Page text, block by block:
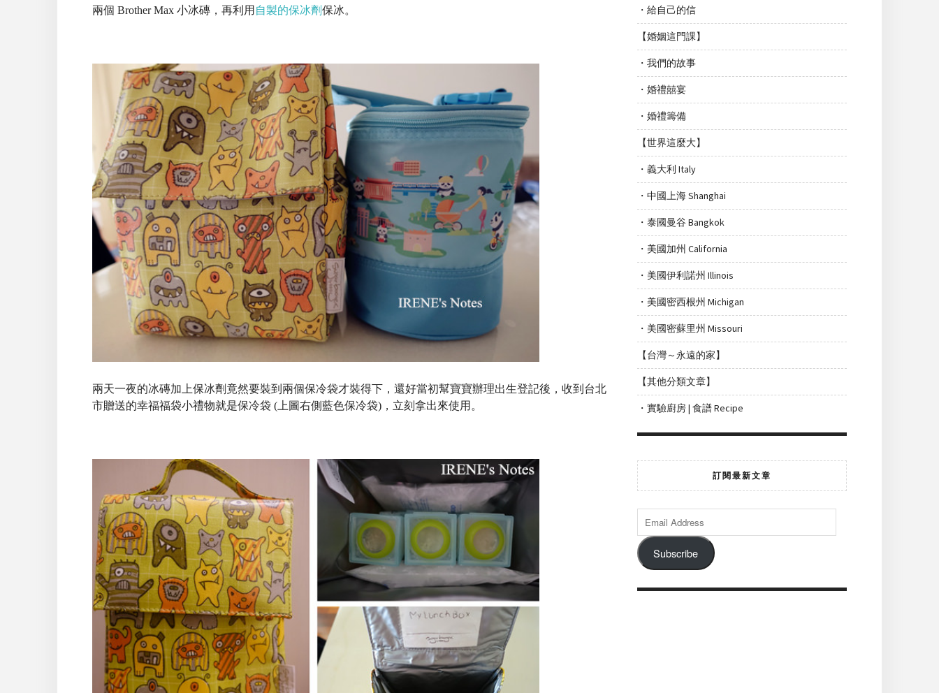
兩個 Brother Max 小冰磚，再利用 自製的保冰劑保冰。
兩天一夜的冰磚加上保冰劑竟然要裝到兩個保冷袋才裝得下，還好當初幫寶寶辦理出生登記後，收到台北
市贈送的幸福福袋小禮物就是保冷袋 (上圖右側藍色保冷袋)，立刻拿出來使用。
・給自己的信
【婚姻這門課】
・我們的故事
・婚禮囍宴
・婚禮籌備
【世界這麼大】
・義大利 Italy
・中國上海 Shanghai
・泰國曼谷 Bangkok
・美國加州 California
・美國伊利諾州 Illinois
・美國密西根州 Michigan
・美國密蘇里州 Missouri
【台灣～永遠的家】
【其他分類文章】
・實驗廚房 | 食譜 Recipe
訂閱最新文章
Subscribe